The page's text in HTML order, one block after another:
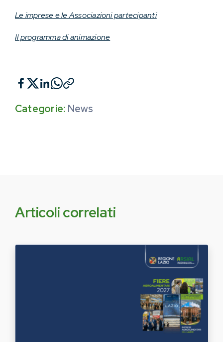
Le imprese e le Associazioni partecipanti
Il programma di animazione
Categorie: News
Articoli correlati